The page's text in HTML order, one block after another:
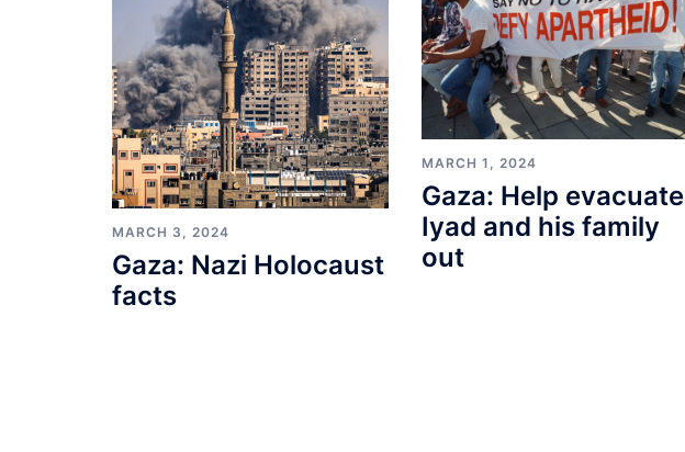
MARCH 3, 2024
Gaza: Nazi Holocaust
facts
MARCH 1, 2024
Gaza: Help evacuate
Iyad and his family
out